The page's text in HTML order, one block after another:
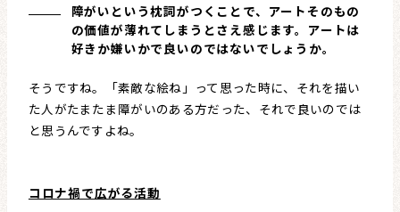
障がいという枕詞がつくことで、アートそのもの
の価値が薄れてしまうとさえ感じます。アートは
好きか嫌いかで良いのではないでしょうか。
そうですね。「素敵な絵ね」って思った時に、それを描い
た人がたまたま障がいのある方だった、それで良いのでは
と思うんですよね。
コロナ禍で広がる活動